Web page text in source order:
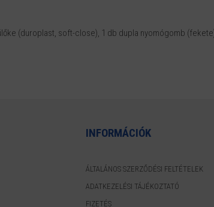
(duroplast, soft-close), 1 db dupla nyomógomb
INFORMÁCIÓK
ÁLTALÁNOS SZERZŐDÉSI FELTÉTELEK
ADATKEZELÉSI TÁJÉKOZTATÓ
FIZETÉS